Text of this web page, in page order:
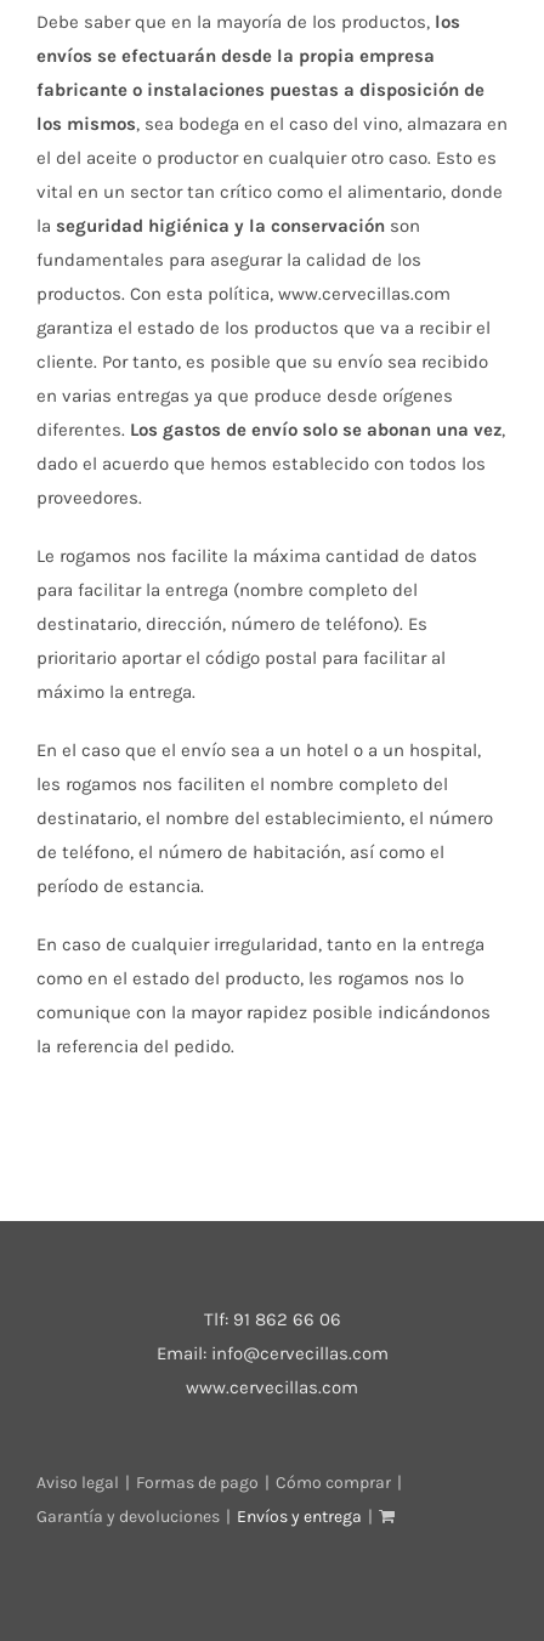
Debe saber que en la mayoría de los productos, los
envíos se efectuarán desde la propia empresa
fabricante o instalaciones puestas a disposición de
los mismos, sea bodega en el caso del vino, almazara en
el del aceite o productor en cualquier otro caso. Esto es
vital en un sector tan crítico como el alimentario, donde
la seguridad higiénica y la conservación son
fundamentales para asegurar la calidad de los
productos. Con esta política, www.cervecillas.com
garantiza el estado de los productos que va a recibir el
cliente. Por tanto, es posible que su envío sea recibido
en varias entregas ya que produce desde orígenes
diferentes. Los gastos de envío solo se abonan una vez,
dado el acuerdo que hemos establecido con todos los
proveedores.
Le rogamos nos facilite la máxima cantidad de datos
para facilitar la entrega (nombre completo del
destinatario, dirección, número de teléfono). Es
prioritario aportar el código postal para facilitar al
máximo la entrega.
En el caso que el envío sea a un hotel o a un hospital,
les rogamos nos faciliten el nombre completo del
destinatario, el nombre del establecimiento, el número
de teléfono, el número de habitación, así como el
período de estancia.
En caso de cualquier irregularidad, tanto en la entrega
como en el estado del producto, les rogamos nos lo
comunique con la mayor rapidez posible indicándonos
la referencia del pedido.
Tlf: 91 862 66 06
Email: info@cervecillas.com
www.cervecillas.com
Aviso legal Formas de pago
Cómo comprar
Garantía y devoluciones
Envíos y entrega